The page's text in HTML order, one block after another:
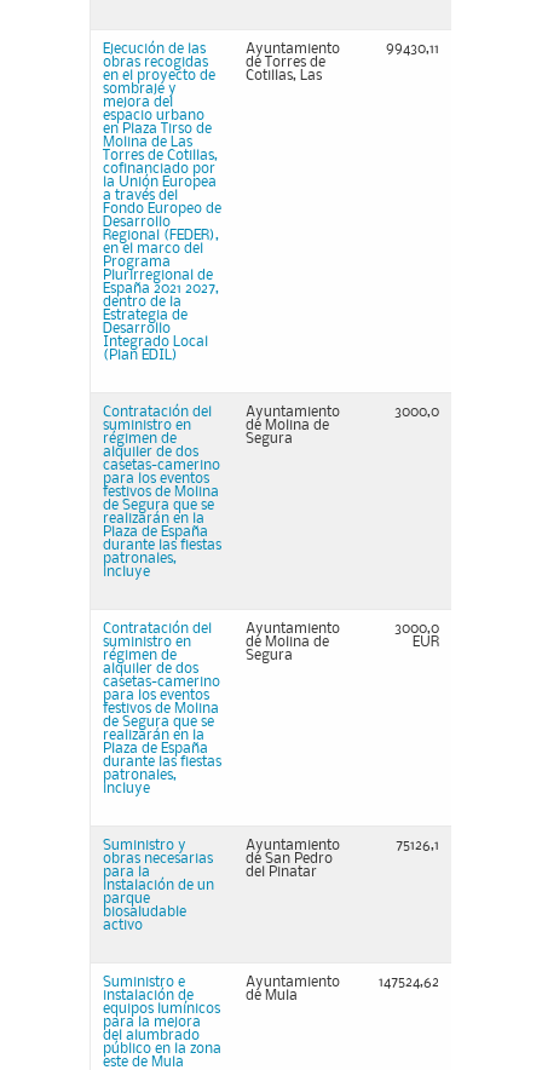
Ejecución de las
obras recogidas
en el proyecto de
sombraje y
mejora del
espacio urbano
en Plaza Tirso de
Molina de Las
Torres de Cotillas,
cofinanciado por
la Unión Europea
a través del
Fondo Europeo de
Desarrollo
Regional (FEDER),
en el marco del
Programa
Plurirregional de
España 2021 2027,
dentro de la
Estrategia de
Desarrollo
Integrado Local
(Plan EDIL)
Ayuntamiento
de Torres de
Cotillas, Las
99430,11
Contratación del
suministro en
régimen de
alquiler de dos
casetas-camerino
para los eventos
festivos de Molina
de Segura que se
realizarán en la
Plaza de España
durante las fiestas
patronales,
incluye
Ayuntamiento
de Molina de
Segura
3000,0
Contratación del
suministro en
régimen de
alquiler de dos
casetas-camerino
para los eventos
festivos de Molina
de Segura que se
realizarán en la
Plaza de España
durante las fiestas
patronales,
incluye
Ayuntamiento
de Molina de
Segura
3000,0
EUR
Suministro y
obras necesarias
para la
instalación de un
parque
biosaludable
activo
Ayuntamiento
de San Pedro
del Pinatar
75126,1
Suministro e
instalación de
equipos lumínicos
para la mejora
del alumbrado
público en la zona
este de Mula
Ayuntamiento
de Mula
147524,62